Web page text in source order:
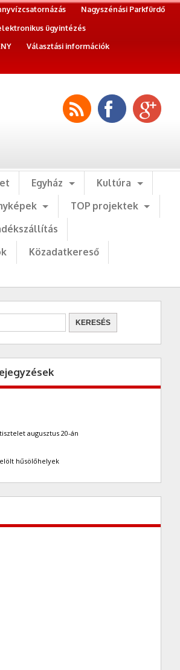
Nagyszénási Parkfürdő
ügyintézés
Választási információk
Egyház
Kultúra
TOP projektek
Közadatkereső
augusztus 20-án
hűsölőhelyek